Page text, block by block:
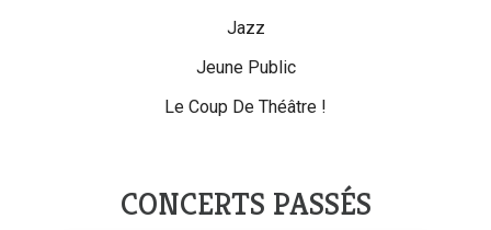
Jazz
Jeune Public
Le Coup De Théâtre !
CONCERTS PASSÉS